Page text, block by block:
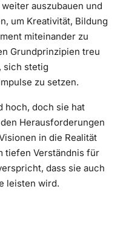
auszubauen und
um Kreativität, Bildung
miteinander zu
Grundprinzipien treu
sich stetig
zu setzen.
hoch, doch sie hat
Herausforderungen
in die Realität
tiefen Verständnis für
dass sie auch
leisten wird.